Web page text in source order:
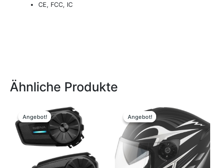
CE, FCC, IC
Ähnliche Produkte
Angebot!
Angebot!
Ursprünglicher
Preis
war:
419,00 €
Aktueller
Preis
369,00 €.
Angebot!
Angebot!
Ursprünglicher
Preis
war:
99,95 €
Aktueller
ist:
75,00 €.
Produkt
weist
mehrere
auf.
Die